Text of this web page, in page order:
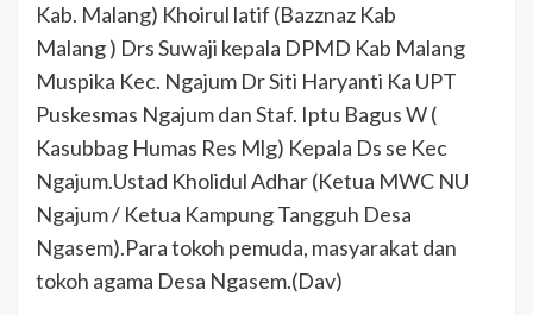
Kab. Malang) Khoirul latif (Bazznaz Kab
Malang ) Drs Suwaji kepala DPMD Kab Malang
Muspika Kec. Ngajum Dr Siti Haryanti Ka UPT
Puskesmas Ngajum dan Staf. Iptu Bagus W (
Kasubbag Humas Res Mlg) Kepala Ds se Kec
Ngajum.Ustad Kholidul Adhar (Ketua MWC NU
Ngajum / Ketua Kampung Tangguh Desa
Ngasem).Para tokoh pemuda, masyarakat dan
tokoh agama Desa Ngasem.(Dav)